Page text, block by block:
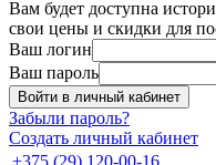
Вам будет доступна
свои цены и скидки для
Ваш логин
Ваш пароль
Войти в личный кабинет
Забыли пароль?
Создать личный кабинет
+375 (29) 120-00-16